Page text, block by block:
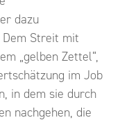
dazu
Dem Streit mit
„gelben Zettel“,
im Job
in dem sie durch
nachgehen, die